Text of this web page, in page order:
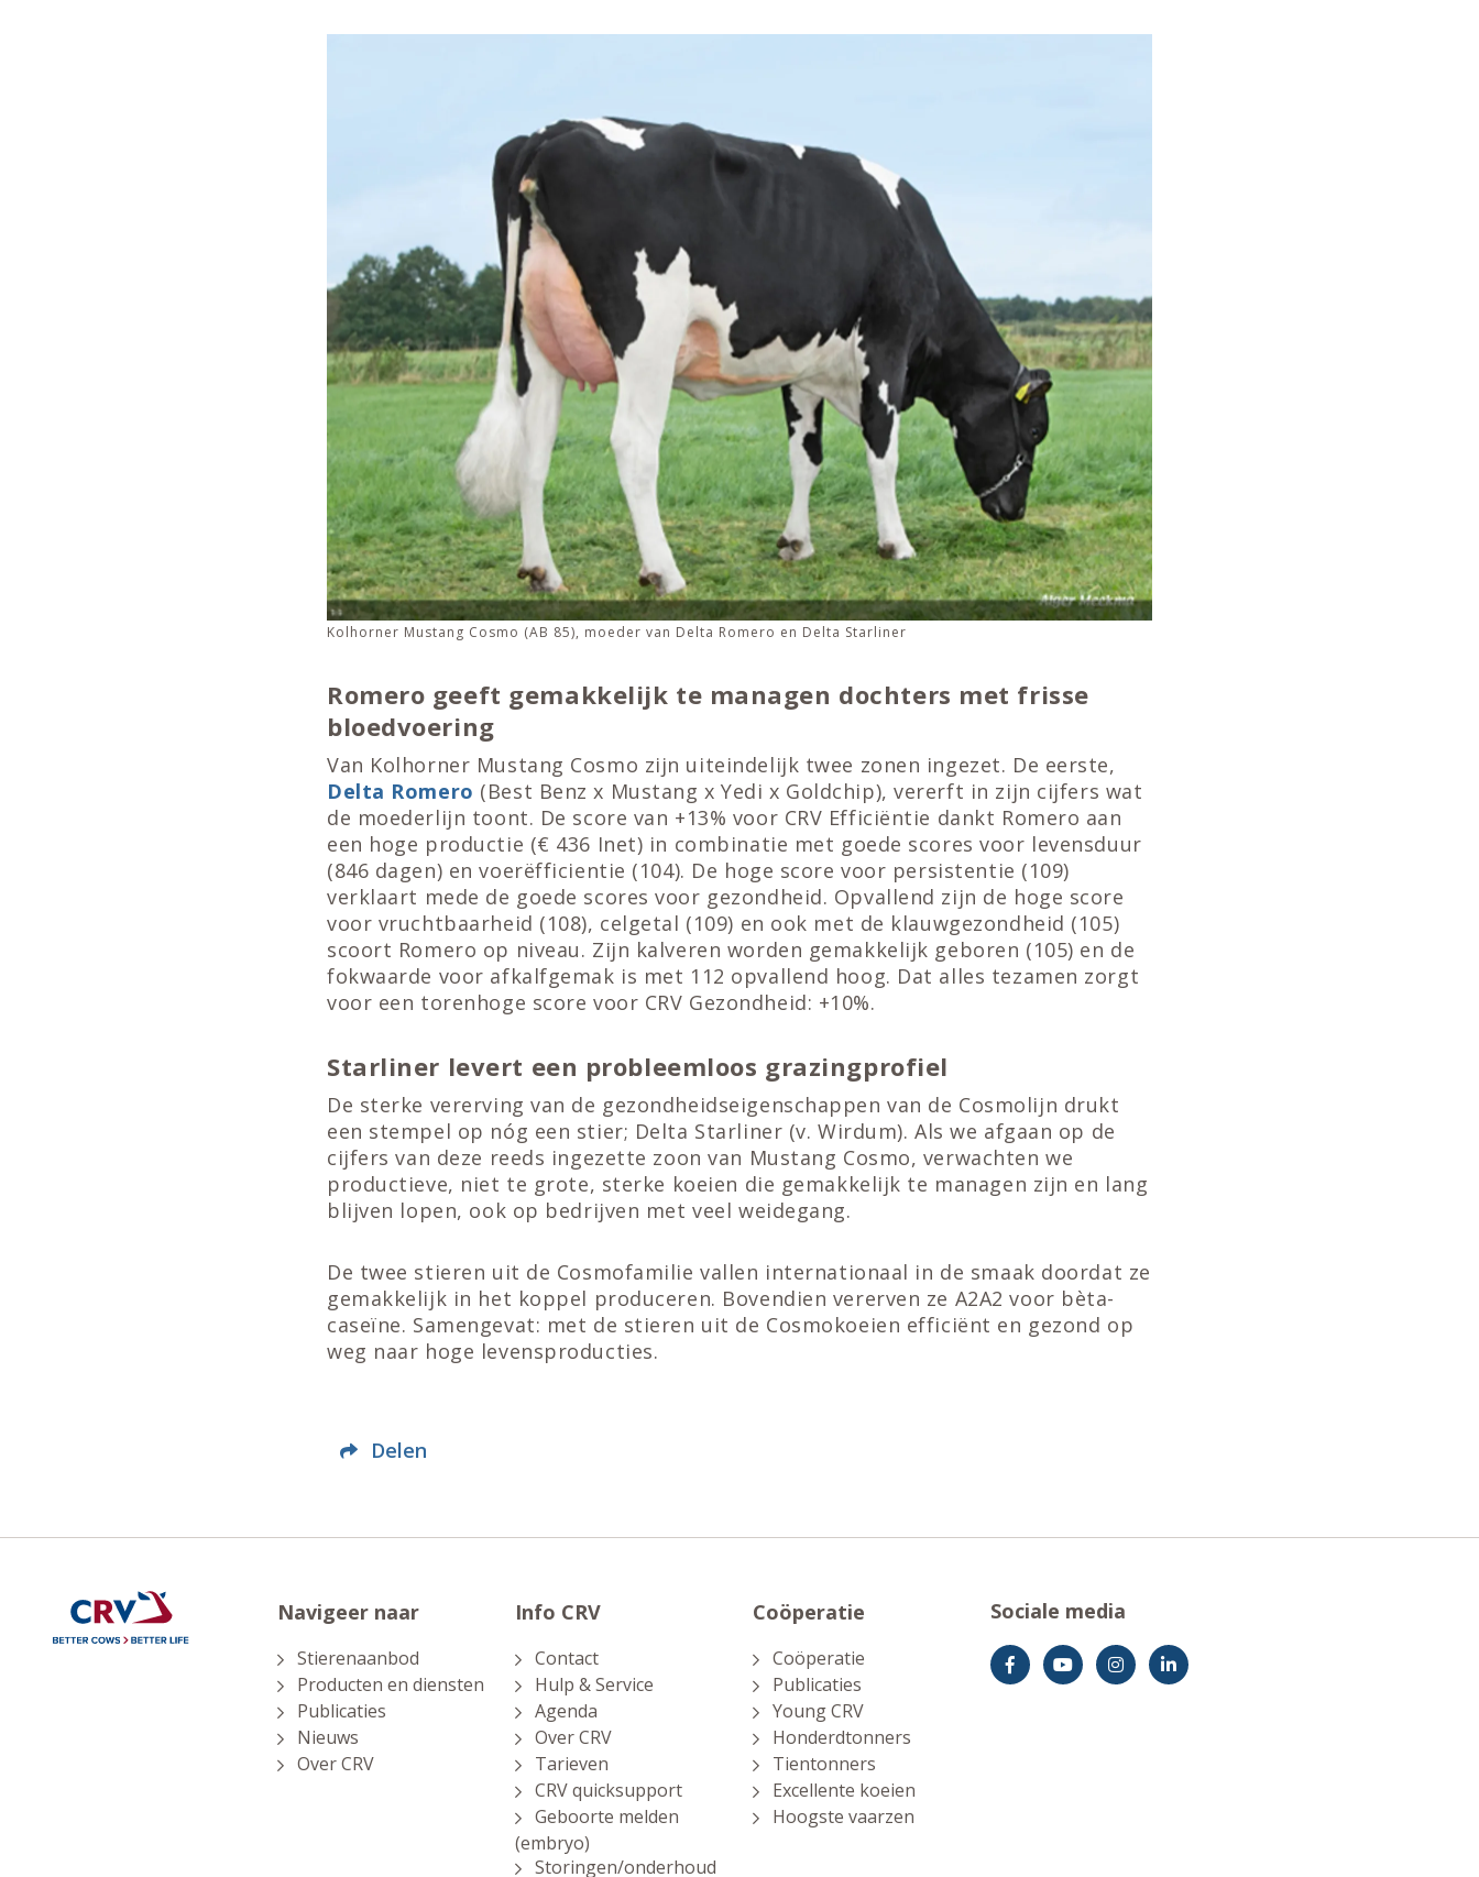
Kolhorner Mustang Cosmo (AB 85), moeder van Delta Romero en Delta Starliner
Romero geeft gemakkelijk te managen dochters met frisse
bloedvoering
Van Kolhorner Mustang Cosmo zijn uiteindelijk twee zonen ingezet. De eerste,
Delta Romero (Best Benz x Mustang x Yedi x Goldchip), vererft in zijn cijfers wat
de moederlijn toont. De score van +13% voor CRV Efficiëntie dankt Romero aan
een hoge productie (€ 436 Inet) in combinatie met goede scores voor levensduur
(846 dagen) en voerëfficientie (104). De hoge score voor persistentie (109)
verklaart mede de goede scores voor gezondheid. Opvallend zijn de hoge score
voor vruchtbaarheid (108), celgetal (109) en ook met de klauwgezondheid (105)
scoort Romero op niveau. Zijn kalveren worden gemakkelijk geboren (105) en de
fokwaarde voor afkalfgemak is met 112 opvallend hoog. Dat alles tezamen zorgt
voor een torenhoge score voor CRV Gezondheid: +10%.
Starliner levert een probleemloos grazingprofiel
De sterke vererving van de gezondheidseigenschappen van de Cosmolijn drukt
een stempel op nóg een stier; Delta Starliner (v. Wirdum). Als we afgaan op de
cijfers van deze reeds ingezette zoon van Mustang Cosmo, verwachten we
productieve, niet te grote, sterke koeien die gemakkelijk te managen zijn en lang
blijven lopen, ook op bedrijven met veel weidegang.
De twee stieren uit de Cosmofamilie vallen internationaal in de smaak doordat ze
gemakkelijk in het koppel produceren. Bovendien vererven ze A2A2 voor bèta-
caseïne. Samengevat: met de stieren uit de Cosmokoeien efficiënt en gezond op
weg naar hoge levensproducties.
Delen
Navigeer naar
Stierenaanbod
Producten en diensten
Publicaties
Nieuws
Over CRV
Info CRV
Contact
Hulp & Service
Agenda
Over CRV
Tarieven
CRV quicksupport
Geboorte melden
(embryo)
Storingen/onderhoud
Coöperatie
Coöperatie
Publicaties
Young CRV
Honderdtonners
Tientonners
Excellente koeien
Hoogste vaarzen
Sociale media